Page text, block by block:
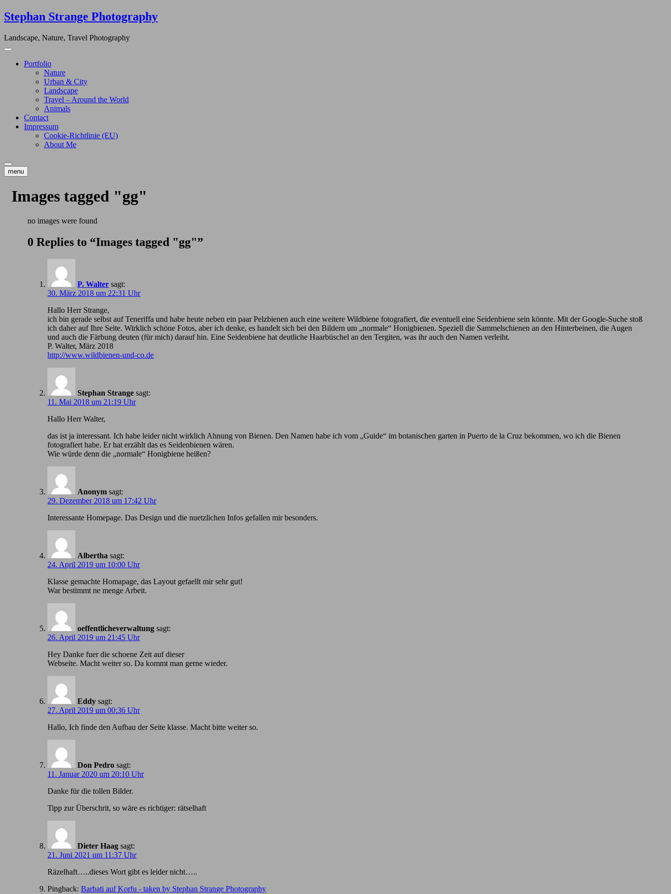
Skip
to
Stephan Strange Photography
Landscape, Nature, Travel Photography
Portfolio
Nature
Urban & City
Landscape
Travel – Around the World
Animals
Contact
Impressum
Cookie-Richtlinie (EU)
About Me
menu
Images tagged "gg"
no images were found
0 Replies to “Images tagged "gg"”
P. Walter sagt:
30. März 2018 um 22:31 Uhr
Hallo Herr Strange,
ich bin gerade selbst auf Teneriffa und habe heute neben ein paar Pelzbienen auch eine weitere Wildbiene fotografiert, die eventuell eine Seidenbiene sein könnte. Mit der Google-Suche stoß
ich daher auf Ihre Seite. Wirklich schöne Fotos, aber ich denke, es handelt sich bei den Bildern um „normale“ Honigbienen. Speziell die Sammelschienen an den Hinterbeinen, die Augen
und auch die Färbung deuten (für mich) darauf hin. Eine Seidenbiene hat deutliche Haarbüschel an den Tergiten, was ihr auch den Namen verleiht.
P. Walter, März 2018
http://www.wildbienen-und-co.de
Stephan Strange sagt:
11. Mai 2018 um 21:19 Uhr
Hallo Herr Walter,
das ist ja interessant. Ich habe leider nicht wirklich Ahnung von Bienen. Den Namen habe ich vom „Guide“ im botanischen garten in Puerto de la Cruz bekommen, wo ich die Bienen
fotografiert habe. Er hat erzählt das es Seidenbienen wären.
Wie würde denn die „normale“ Honigbiene heißen?
Anonym sagt:
29. Dezember 2018 um 17:42 Uhr
Іnteressante Homepage. Das Design und die nuetzlichen Infos gefallen mir besonders.
Albertha sagt:
24. April 2019 um 10:00 Uhr
Klasse gemachte Homapage, das Layout gefaellt mir sehr gut!
War bestimmt ne menge Arbeit.
oeffentlicheverwaltung sagt:
26. April 2019 um 21:45 Uhr
Hey Danke fuer die schoene Zeit auf dieser
Webseite. Macht weiter so. Da kommt man gerne wieder.
Eddy sagt:
27. April 2019 um 00:36 Uhr
Hallo, Ich finde den Aufbau der Seite klasse. Macht bitte weiter so.
Don Pedro sagt:
11. Januar 2020 um 20:10 Uhr
Danke für die tollen Bilder.
Tipp zur Überschrit, so wäre es richtiger: rätselhaft
Dieter Haag sagt:
21. Juni 2021 um 11:37 Uhr
Räzelhaft…..dieses Wort gibt es leider nicht…..
Pingback:Barbati auf Korfu - taken by Stephan Strange Photography